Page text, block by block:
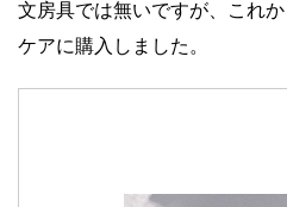
文房具では無いですが、これ
ケアに購入しました。